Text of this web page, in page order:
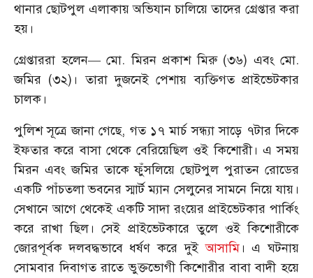
থানার ছোটপুল এলাকায় অভিযান চালিয়ে তাদের গ্রেপ্তার করা
হয়।
গ্রেপ্তাররা হলেন— মো. মিরন প্রকাশ মিরু (৩৬) এবং মো.
জমির (৩২)। তারা দুজনেই পেশায় ব্যক্তিগত প্রাইভেটকার
চালক।
পুলিশ সূত্রে জানা গেছে, গত ১৭ মার্চ সন্ধ্যা সাড়ে ৭টার দিকে
ইফতার করে বাসা থেকে বেরিয়েছিল ওই কিশোরী। এ সময়
মিরন এবং জমির তাকে ফুঁসলিয়ে ছোটপুল পুরাতন রোডের
একটি পাঁচতলা ভবনের স্মার্ট ম্যান সেলুনের সামনে নিয়ে যায়।
সেখানে আগে থেকেই একটি সাদা রংয়ের প্রাইভেটকার পার্কিং
করে রাখা ছিল। সেই প্রাইভেটকারে তুলে ওই কিশোরীকে
জোরপূর্বক দলবদ্ধভাবে ধর্ষণ করে দুইআসামি। এ ঘটনায়
সোমবার দিবাগত রাতে ভুক্তভোগী কিশোরীর বাবা বাদী হয়ে